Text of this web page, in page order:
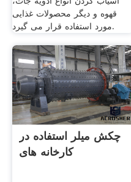
قهوه و دیگر محصولات غذایی
مورد استفاده قرار می گیرد.
چکش میلر استفاده در
کارخانه های